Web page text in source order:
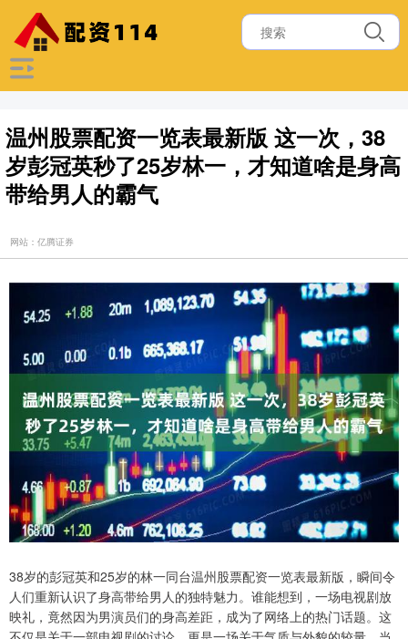
温州股票配资一览表最新版 这一次，38
岁彭冠英秒了25岁林一，才知道啥是身高
带给男人的霸气
网站：亿腾证券
38岁的彭冠英和25岁的林一同台温州股票配资一览表最新版，瞬间令
人们重新认识了身高带给男人的独特魅力。谁能想到，一场电视剧放
映礼，竟然因为男演员们的身高差距，成为了网络上的热门话题。这